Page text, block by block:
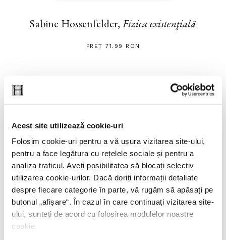
Acest site utilizează cookie-uri
Folosim cookie-uri pentru a vă ușura vizitarea site-ului,
pentru a face legătura cu rețelele sociale și pentru a
analiza traficul. Aveți posibilitatea să blocați selectiv
utilizarea cookie-urilor. Dacă doriți informații detaliate
despre fiecare categorie în parte, vă rugăm să apăsați pe
butonul „afișare“. În cazul în care continuați vizitarea site-
ului, sunteți de acord cu folosirea modulelor noastre
cookie.
Sabine Hossenfelder, Fizica existenţială
PREȚ 71.99 RON